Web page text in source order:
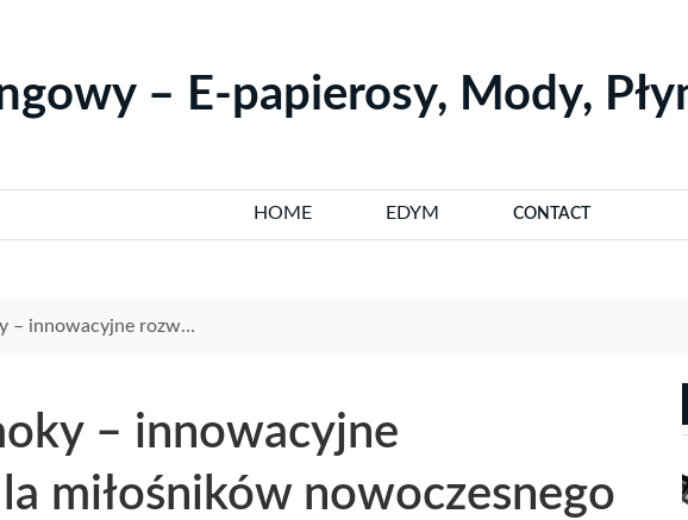
– E-papierosy, Mody,
HOME EDYM CONTACT
dla miłośników nowoczesnego palenia
– innowacyjne
miłośników nowoczesnego